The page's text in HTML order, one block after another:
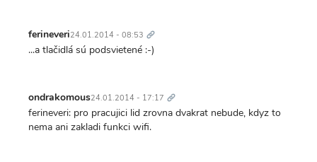
ferineveri24.01.2014 - 08:53 odkaz
...a tlačidlá sú podsvietené :-)
ondrakomous24.01.2014 - 17:17 odkaz
ferineveri: pro pracujici lid zrovna dvakrat nebude, kdyz to
nema ani zakladi funkci wifi.